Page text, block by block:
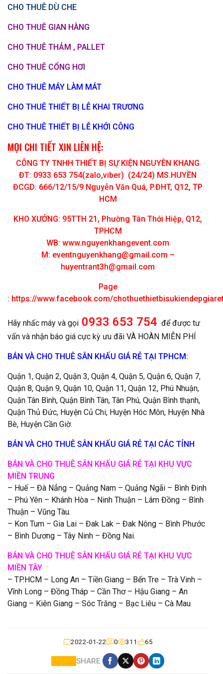
CHO THUÊ DÙ CHE
CHO THUÊ GIAN HÀNG
CHO THUÊ THẢM , PALLET
CHO THUÊ CỔNG HƠI
CHO THUÊ MÁY LÀM MÁT
CHO THUÊ THIẾT BỊ LỄ KHAI TRƯƠNG
CHO THUÊ THIẾT BỊ LỄ KHỞI CÔNG
MỌI CHI TIẾT XIN LIÊN HỆ:
CÔNG TY TNHH THIẾT BỊ SỰ KIỆN NGUYÊN KHANG
ĐT: 0933 653 754(zalo,viber) (24/24) MS.HUYỀN
ĐCGD: 666/12/15/9 Nguyễn Văn Quá, P.ĐHT, Q12, TP
HCM
KHO XƯỞNG: 95TTH 21, Phường Tân Thới Hiệp, Q12,
TPHCM
WB: www.nguyenkhangevent.com
M: eventnguyenkhang@gmail.com –
huyentrant3h@gmail.com
Page
: https://www.facebook.com/
Hãy nhấc máy và gọi 0933 653 754 để được tư
vấn và nhận báo giá cực kỳ ưu đãi VÀ HOÀN MIỄN PHÍ
BÁN VÀ CHO THUÊ SÂN KHẤU GIÁ RẺ TẠI TPHCM:
Quận 1, Quận 2, Quận 3, Quận 4, Quận 5, Quận 6, Quận 7,
Quận 8, Quận 9, Quận 10, Quận 11, Quận 12, Phú Nhuận,
Quận Tân Bình, Quận Bình Tân, Tân Phú, Quận Bình thạnh,
Quận Thủ Đức, Huyện Củ Chi, Huyện Hóc Môn, Huyện Nhà
Bè, Huyện Cần Giờ.
BÁN VÀ CHO THUÊ SÂN KHẤU GIÁ RẺ TẠI CÁC TỈNH
BÁN VÀ CHO THUÊ SÂN KHẤU GIÁ RẺ TẠI KHU VỰC
MIỀN TRUNG
– Huế – Đà Nẳng – Quảng Nam – Quảng Ngãi – Bình Định
– Phú Yên – Khánh Hòa – Ninh Thuận – Lâm Đồng – Bình
Thuận – Vũng Tàu.
– Kon Tum – Gia Lai – Đak Lak – Đak Nông – Bình Phước
– Bình Dương – Tây Ninh – Đồng Nai.
BÁN VÀ CHO THUÊ SÂN KHẤU GIÁ RẺ TẠI KHU VỰC
MIỀN TÂY
– TP.HCM – Long An – Tiền Giang – Bến Tre – Trà Vinh –
Vĩnh Long – Đồng Tháp – Cần Thơ – Hậu Giang – An
Giang – Kiên Giang – Sóc Trăng – Bạc Liêu – Cà Mau
2022-01-22 0 311 65
SHARE